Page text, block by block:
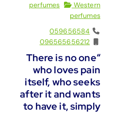
perfumes
Western
perfumes
059656584
096565656212
“There is no one
who loves pain
itself, who seeks
after it and wants
to have it, simply